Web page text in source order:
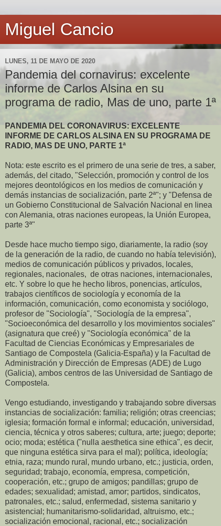
Miguel Cancio
LUNES, 11 DE MAYO DE 2020
Pandemia del cornavirus: excelente
informe de Carlos Alsina en su
programa de radio, Mas de uno, parte 1ª
PANDEMIA DEL CORONAVIRUS: EXCELENTE
INFORME DE CARLOS ALSINA EN SU PROGRAMA DE
RADIO, MAS DE UNO, PARTE 1ª
Nota: este escrito es el primero de una serie de tres, a saber,
además, del citado, "Selección, promoción y control de los
mejores deontológicos en los medios de comunicación y
demás instancias de socialización, parte 2ª"; y "Defensa de
un Gobierno Constitucional de Salvación Nacional en linea
con Alemania, otras naciones europeas, la Unión Europea,
parte 3ª"
Desde hace mucho tiempo sigo, diariamente, la radio (soy
de la generación de la radio, de cuando no había televisión),
medios de comunicación públicos y privados, locales,
regionales, nacionales, de otras naciones, internacionales,
etc. Y sobre lo que he hecho libros, ponencias, artículos,
trabajos científicos de sociología y economía de la
información, comunicación, como economista y sociólogo,
profesor de "Sociología", "Sociología de la empresa",
"Socioeconómica del desarrollo y los movimientos sociales"
(asignatura que creé) y "Sociología económica" de la
Facultad de Ciencias Económicas y Empresariales de
Santiago de Compostela (Galicia-España) y la Facultad de
Administración y Dirección de Empresas (ADE) de Lugo
(Galicia), ambos centros de las Universidad de Santiago de
Compostela.
Vengo estudiando, investigando y trabajando sobre diversas
instancias de socialización: familia; religión; otras creencias;
iglesia; formación formal e informal; educación, universidad,
ciencia, técnica y otros saberes; cultura, arte; juego; deporte;
ocio; moda; estética ("nulla aesthetica sine ethica", es decir,
que ninguna estética sirva para el mal); política, ideología;
etnia, raza; mundo rural, mundo urbano, etc.; justicia, orden,
seguridad; trabajo, economía, empresa, competición,
cooperación, etc.; grupo de amigos; pandillas; grupo de
edades; sexualidad; amistad, amor; partidos, sindicatos,
patronales, etc.; salud, enfermedad, sistema sanitario y
asistencial; humanitarismo-solidaridad, altruismo, etc.;
socialización emocional, racional, etc.; socialización